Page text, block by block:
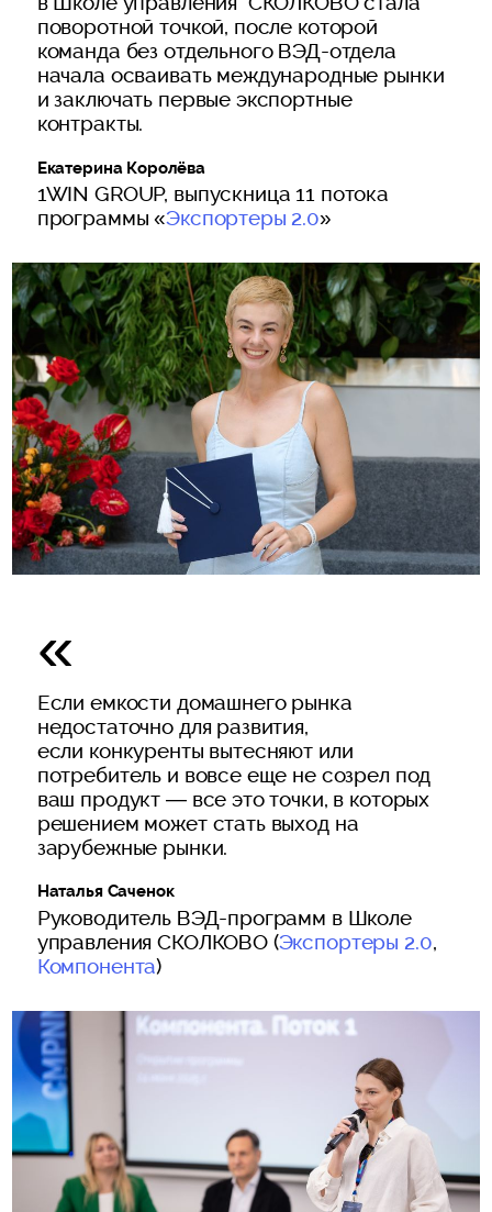
поворотной точкой, после которой
команда без отдельного ВЭД-отдела
начала осваивать международные рынки
и заключать первые экспортные
контракты.
Екатерина Королёва
1WIN GROUP, выпускница 11 потока
программы «Экспортеры 2.0»
Если емкости домашнего рынка
недостаточно для развития,
если конкуренты вытесняют или
потребитель и вовсе еще не созрел под
ваш продукт — все это точки, в которых
решением может стать выход на
зарубежные рынки.
Наталья Саченок
Руководитель ВЭД-программ в Школе
управления СКОЛКОВО (Экспортеры 2.0,
Компонента)